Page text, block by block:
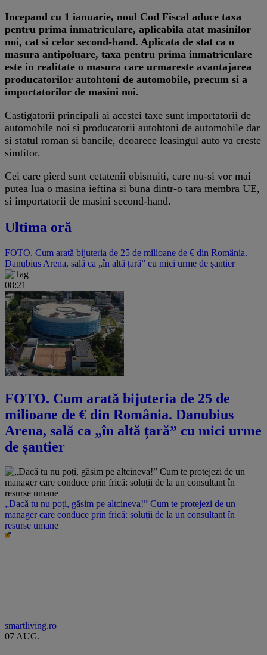
Incepand cu 1 ianuarie, noul Cod Fiscal aduce taxa
pentru prima inmatriculare, aplicabila atat masinilor
noi, cat si celor second-hand. Aplicata de stat ca o
masura antipoluare, taxa pentru prima inmatriculare
este in realitate o masura care urmareste avantajarea
producatorilor autohtoni de automobile, precum si a
importatorilor de masini noi.
Castigatorii principali ai acestei taxe sunt importatorii de
automobile noi si producatorii autohtoni de automobile dar
si statul roman si bancile, deoarece leasingul auto va creste
simtitor.
Cei care pierd sunt cetatenii obisnuiti, care nu-si vor mai
putea lua o masina ieftina si buna dintr-o tara membra UE,
si importatorii de masini second-hand.
Ultima oră
FOTO. Cum arată bijuteria de 25 de milioane de € din România.
Danubius Arena, sală ca „în altă țară” cu mici urme de șantier
08:21
FOTO. Cum arată bijuteria de 25 de
milioane de € din România. Danubius
Arena, sală ca „în altă țară” cu mici urme
de șantier
„Dacă tu nu poți, găsim pe altcineva!” Cum te protejezi de un
manager care conduce prin frică: soluții de la un consultant în
resurse umane
smartliving.ro
07 AUG.